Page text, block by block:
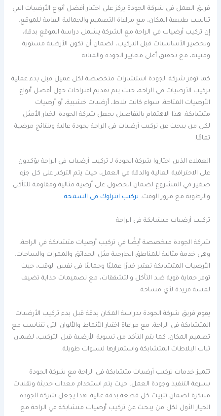
فريق العمل في شركة الجودة يركز على اختيار أفضل أنواع الأرضيات التي
تناسب طبيعة المكان، مع مراعاة التصميم والجمالية العامة للموقع.
إن تركيب أرضيات في الراحة مع الشركة يشمل دراسة الموقع بدقة،
وتحضير الأساسيات قبل التركيب، لضمان أن تكون الأرضية مستوية
ومتينة، مع تحقيق أعلى معايير الجودة والمتانة.
كما توفر شركة الجودة استشارات متخصصة لكل عميل قبل بدء عملية
تركيب الأرضيات في الراحة، حيث يتم تقديم اقتراحات حول أفضل أنواع
الأرضيات المتاحة، سواء كانت بلاط، أرضيات خشبية، أو أرضيات
متشابكة. هذا الاهتمام بالتفاصيل يجعل شركة الجودة الخيار الأمثل
لكل من يبحث عن تركيب أرضيات في الراحة بجودة عالية وبنتائج مرضية
تمامًا.
العملاء الذين اختاروا شركة الجودة لـ تركيب أرضيات في الراحة يؤكدون
على الاحترافية العالية والدقة في العمل، حيث يتم التركيز على كل جزء
صغير في المشروع لضمان الحصول على أرضية مثالية ومقاومة للتآكل
والرطوبة مع مرور الوقت. تركيب انترلوك في السمحة
تركيب أرضيات متشابكة في الراحة
شركة الجودة متخصصة أيضًا في تركيب أرضيات متشابكة في الراحة،
وهي خدمة مثالية للمناطق الخارجية مثل الحدائق والممرات والساحات.
الأرضيات المتشابكة تعتبر خيارًا عمليًا وجماليًا في نفس الوقت، حيث
توفر حماية قوية ضد التآكل والتشققات، مع تصميمات جذابة تضيف
لمسة فريدة لأي مساحة.
يقوم فريق شركة الجودة بدراسة المكان بدقة قبل بدء تركيب الأرضيات
المتشابكة في الراحة، مع مراعاة اختيار الأنماط والألوان التي تتناسب مع
تصميم المكان. كما يتم التأكد من تسوية الأرضية قبل التركيب، لضمان
ثبات البلاطات المتشابكة واستمرارها لسنوات طويلة.
تتميز خدمات تركيب أرضيات متشابكة في الراحة مع شركة الجودة
بسرعة التنفيذ وجودة العمل، حيث يتم استخدام معدات حديثة وتقنيات
مبتكرة لضمان تثبيت كل قطعة بدقة عالية. هذا يجعل شركة الجودة
الخيار الأول لكل من يبحث عن تركيب أرضيات متشابكة في الراحة مع